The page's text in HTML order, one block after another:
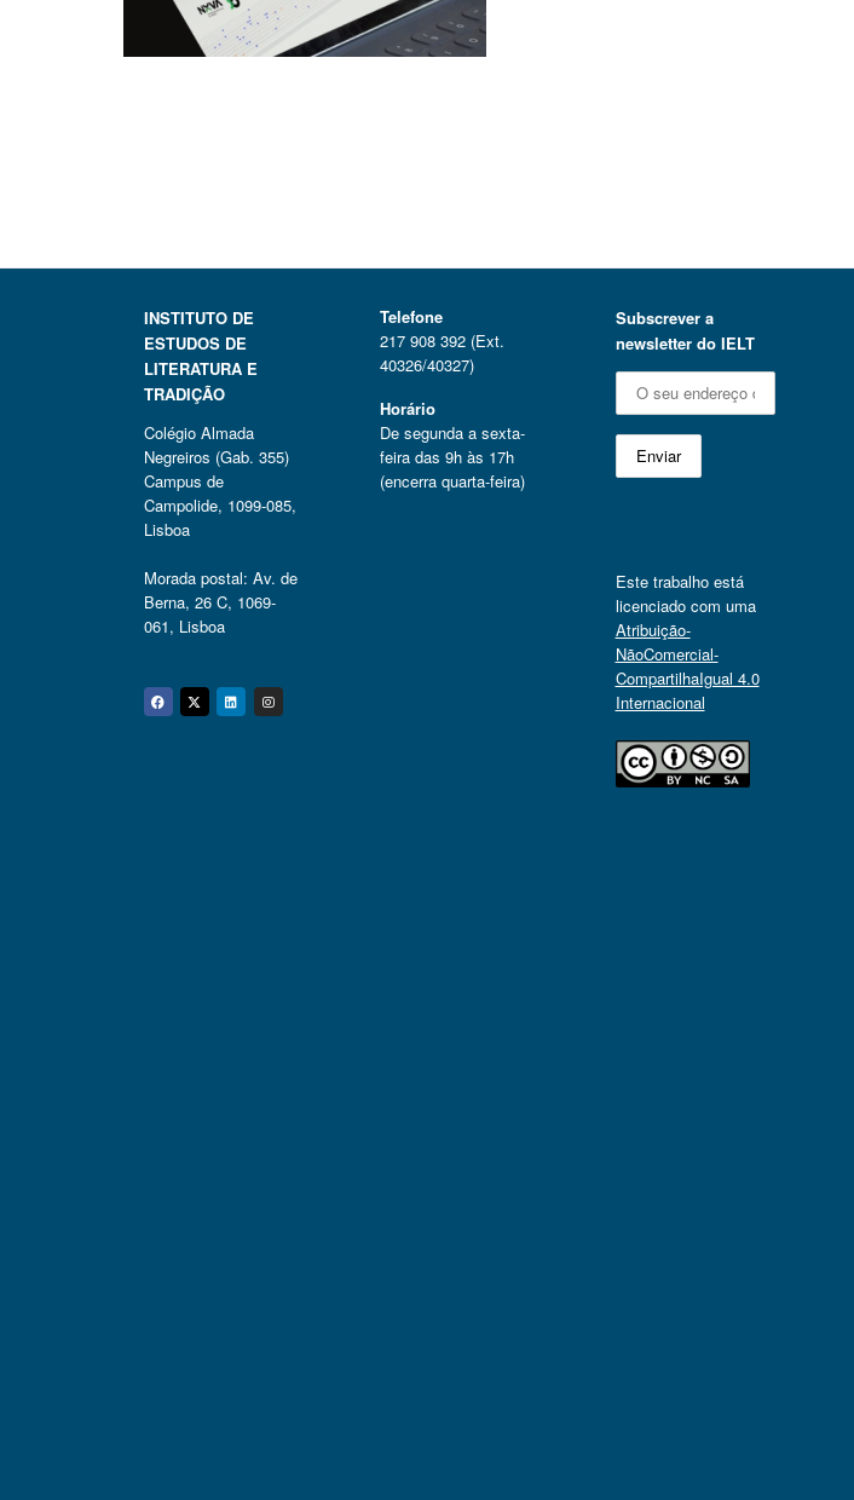
INSTITUTO DE
ESTUDOS DE
LITERATURA E
TRADIÇÃO
Colégio Almada
Negreiros (Gab. 355)
Campus de
Campolide, 1099-085,
Lisboa
Morada postal: Av. de
Berna, 26 C, 1069-
061, Lisboa
Facebook
Twitter
Linkedin
Instagram
Telefone
217 908 392 (Ext.
40326/40327)
Horário
De segunda a sexta-
feira das 9h às 17h
(encerra quarta-feira)
Subscrever a
newsletter do IELT
Este trabalho está
licenciado com uma
Atribuição-
NãoComercial-
CompartilhaIgual 4.0
Internacional